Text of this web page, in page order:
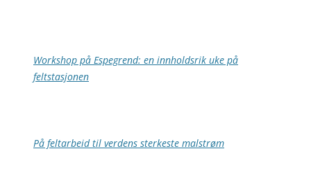
Workshop på Espegrend: en innholdsrik uke på
feltstasjonen
På feltarbeid til verdens sterkeste malstrøm